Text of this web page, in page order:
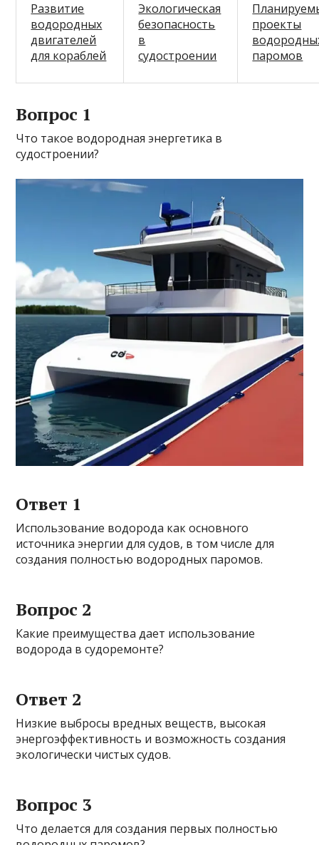
Развитие
водородных
двигателей
для кораблей
Экологическая
безопасность
в
судостроении
проекты
паромов
Вопрос 1
Что такое водородная энергетика в
судостроении?
Ответ 1
Использование водорода как основного
источника энергии для судов, в том числе для
создания полностью водородных паромов.
Вопрос 2
Какие преимущества дает использование
водорода в судоремонте?
Ответ 2
Низкие выбросы вредных веществ, высокая
энергоэффективность и возможность создания
экологически чистых судов.
Вопрос 3
Что делается для создания первых полностью